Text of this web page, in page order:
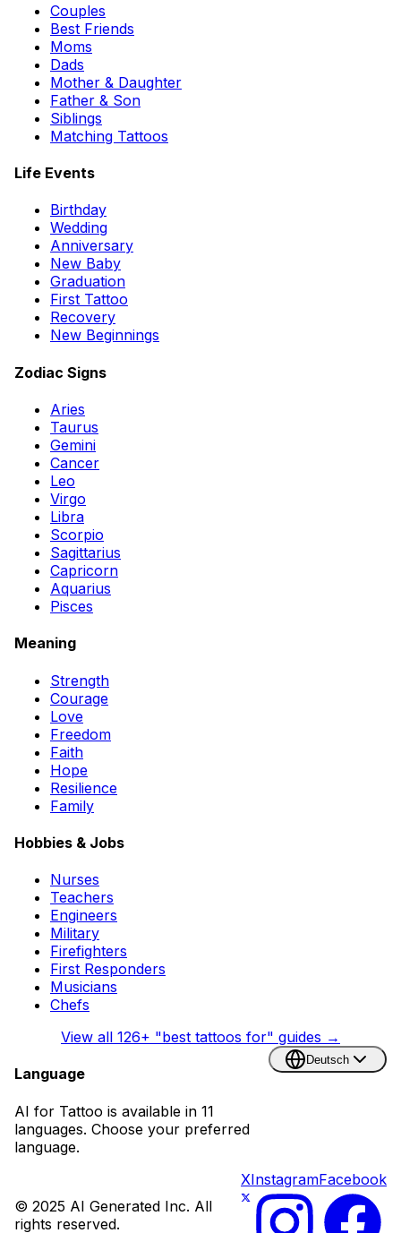
Couples
Best Friends
Moms
Dads
Mother & Daughter
Father & Son
Siblings
Matching Tattoos
Life Events
Birthday
Wedding
Anniversary
New Baby
Graduation
First Tattoo
Recovery
New Beginnings
Zodiac Signs
Aries
Taurus
Gemini
Cancer
Leo
Virgo
Libra
Scorpio
Sagittarius
Capricorn
Aquarius
Pisces
Meaning
Strength
Courage
Love
Freedom
Faith
Hope
Resilience
Family
Hobbies & Jobs
Nurses
Teachers
Engineers
Military
Firefighters
First Responders
Musicians
Chefs
View all 126+ "best tattoos for" guides →
Language
AI for Tattoo is available in 11
languages. Choose your preferred
language.
Deutsch
© 2025 AI Generated Inc. All
rights reserved.
XInstagramFacebook